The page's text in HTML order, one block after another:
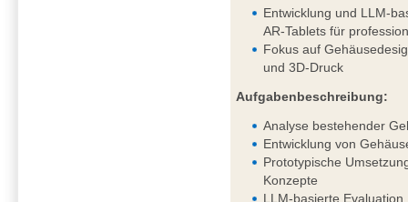
Entwicklung und LLM-
AR-Tablets für
Fokus auf
und 3D-Druck
Aufgabenbeschreibung:
Analyse bestehender
Entwicklung von
Prototypische
Konzepte
LLM-basierte Evaluation